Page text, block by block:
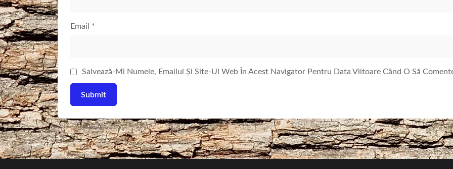
Email *
Salvează-Mi Numele, Emailul Și Site-Ul Web În Acest Navigator Pentru Data Viitoare Când O Să